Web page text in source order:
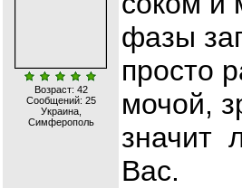
Возраст: 42
Сообщений: 25
Украина,
Симферополь
фазы
просто
мочой,
значит
Вас.